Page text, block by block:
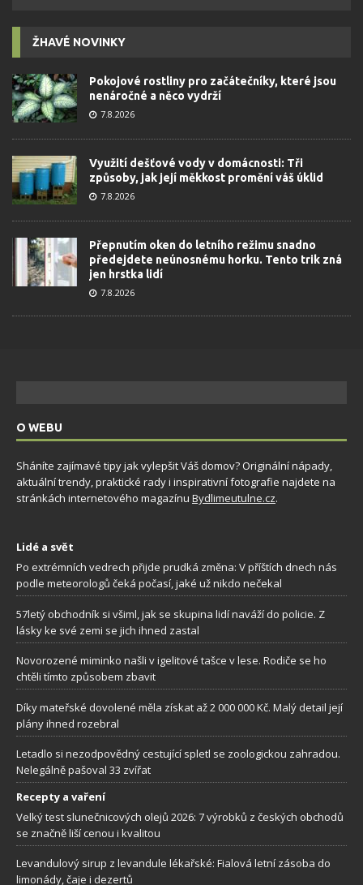
ŽHAVÉ NOVINKY
Pokojové rostliny pro začátečníky, které jsou
nenáročné a něco vydrží
7.8.2026
Využití dešťové vody v domácnosti: Tři
způsoby, jak její měkkost promění váš úklid
7.8.2026
Přepnutím oken do letního režimu snadno
předejdete neúnosnému horku. Tento trik zná
jen hrstka lidí
7.8.2026
O WEBU
Sháníte zajímavé tipy jak vylepšit Váš domov? Originální nápady,
aktuální trendy, praktické rady i inspirativní fotografie najdete na
stránkách internetového magazínu Bydlimeutulne.cz.
Lidé a svět
Po extrémních vedrech přijde prudká změna: V příštích dnech nás
podle meteorologů čeká počasí, jaké už nikdo nečekal
57letý obchodník si všiml, jak se skupina lidí naváží do policie. Z
lásky ke své zemi se jich ihned zastal
Novorozené miminko našli v igelitové tašce v lese. Rodiče se ho
chtěli tímto způsobem zbavit
Díky mateřské dovolené měla získat až 2 000 000 Kč. Malý detail její
plány ihned rozebral
Letadlo si nezodpovědný cestující spletl se zoologickou zahradou.
Nelegálně pašoval 33 zvířat
Recepty a vaření
Velký test slunečnicových olejů 2026: 7 výrobků z českých obchodů
se značně liší cenou i kvalitou
Levandulový sirup z levandule lékařské: Fialová letní zásoba do
limonády, čaje i dezertů